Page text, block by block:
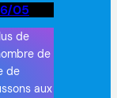
05
de
de
de
aux